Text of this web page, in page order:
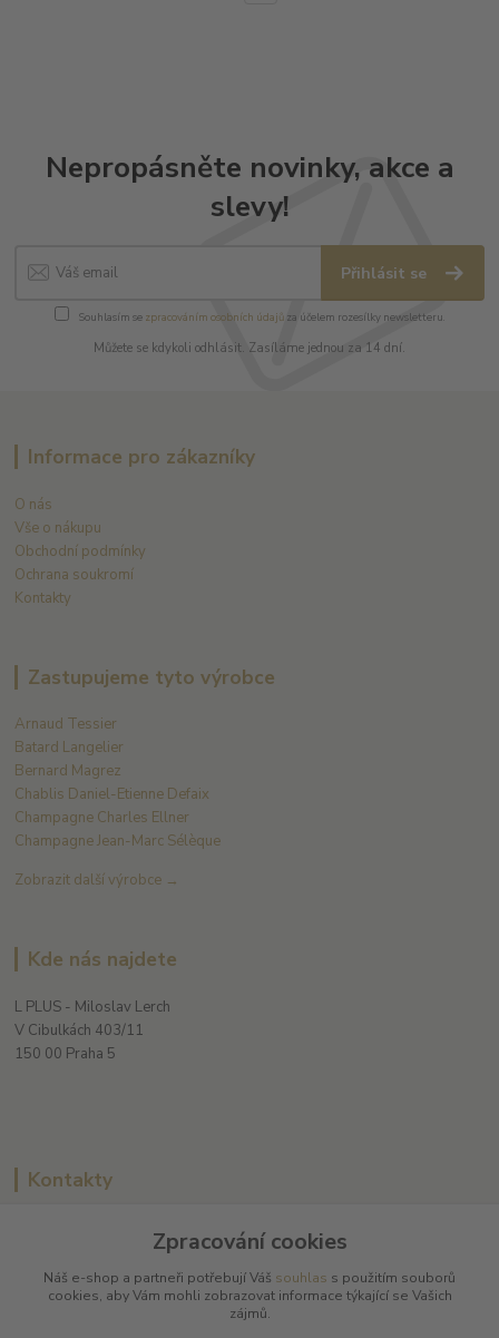
Nepropásněte novinky, akce a
slevy!
Přihlásit se
Souhlasím se zpracováním osobních údajůza účelem rozesílky newsletteru.
Můžete se kdykoli odhlásit. Zasíláme jednou za 14 dní.
Informace pro zákazníky
O nás
Vše o nákupu
Obchodní podmínky
Ochrana soukromí
Kontakty
Zastupujeme tyto výrobce
Arnaud Tessier
Batard Langelier
Bernard Magrez
Chablis Daniel-Etienne Defaix
Champagne Charles Ellner
Champagne Jean-Marc Sélèque
Zobrazit další výrobce →
Kde nás najdete
L PLUS - Miloslav Lerch
V Cibulkách 403/11
150 00 Praha 5
Kontakty
+420 608 885 840
Zpracování cookies
Náš e-shop a partneři potřebují Váš souhlas s použitím souborů
cookies, aby Vám mohli zobrazovat informace týkající se Vašich
zájmů.